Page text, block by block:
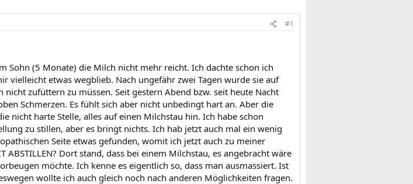
#1
Sohn (5 Monate) die Milch nicht mehr reicht. Ich dachte schon ich
vielleicht etwas wegblieb. Nach ungefähr zwei Tagen wurde sie auf
zufüttern zu müssen. Seit gestern Abend bzw. seit heute Nacht
Schmerzen. Es fühlt sich aber nicht unbedingt hart an. Aber die
nicht harte Stelle, alles auf einen Milchstau hin. Ich habe schon
zu stillen, aber es bringt nichts. Ich hab jetzt auch mal ein wenig
Seite etwas gefunden, womit ich jetzt auch zu meiner
ABSTILLEN? Dort stand, dass bei einem Milchstau, es angebracht wäre
möchte. Ich kenne es eigentlich so, dass man ausmassiert. Ist
wollte ich auch gleich noch nach anderen Möglichkeiten fragen.